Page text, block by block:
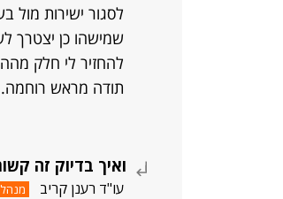
לסגור ישירות מול
שמישהו כן יצטרך
להחזיר לי חלק
תודה מראש רוחמה.
ואיך בדיוק זה
עו"ד רענן קריב מנהל